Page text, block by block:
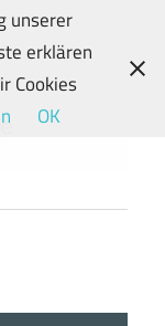
unserer
erklären
Cookies
OK